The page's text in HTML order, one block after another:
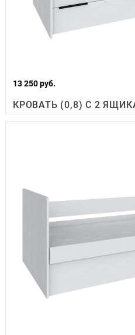
13 250 руб.
КРОВАТЬ (0,8) С 2